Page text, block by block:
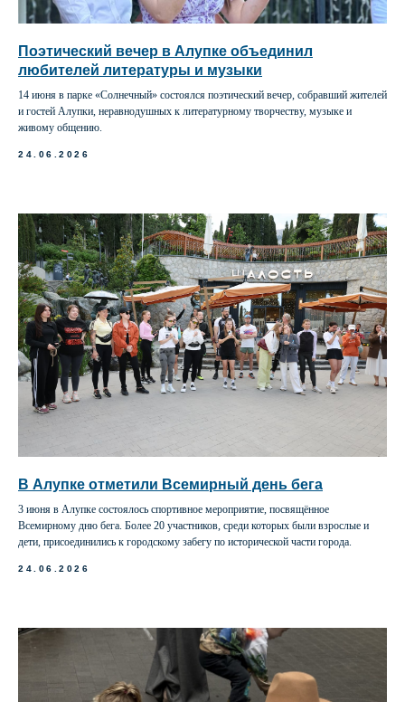
Поэтический вечер в Алупке объединил
любителей литературы и музыки
14 июня в парке «Солнечный» состоялся поэтический вечер, собравший жителей
и гостей Алупки, неравнодушных к литературному творчеству, музыке и
живому общению.
24.06.2026
В Алупке отметили Всемирный день бега
3 июня в Алупке состоялось спортивное мероприятие, посвящённое
Всемирному дню бега. Более 20 участников, среди которых были взрослые и
дети, присоединились к городскому забегу по исторической части города.
24.06.2026